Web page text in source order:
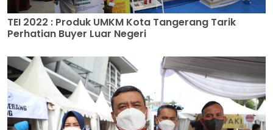
TEI 2022 : Produk UMKM Kota Tangerang Tarik
Perhatian Buyer Luar Negeri